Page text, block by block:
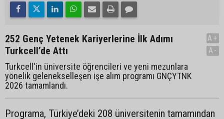
252 Genç Yetenek Kariyerlerine İlk Adımı
Turkcell’de Attı
Turkcell'in üniversite öğrencileri ve yeni mezunlara
yönelik gelenekselleşen işe alım programı GNÇYTNK
2026 tamamlandı.
A+
A-
Programa, Türkiye’deki 208 üniversitenin tamamından